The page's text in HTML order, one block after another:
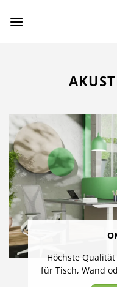
Inhalt
Höchste
für Tisch, Wand